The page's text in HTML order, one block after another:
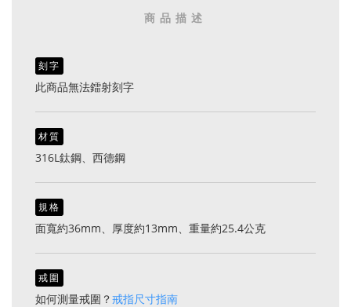
商品描述
刻字
此商品無法鐳射刻字
材質
316L鈦鋼、西德鋼
規格
面寬約36mm、厚度約13mm、重量約25.4公克
戒圍
如何測量戒圍？戒指尺寸指南